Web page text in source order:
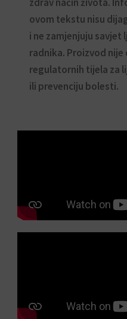
ovom tekstu nisu
i ne zamjenjuju
radnika. Proizvod
regulatornih tijela za
ili prevenciju bolesti.